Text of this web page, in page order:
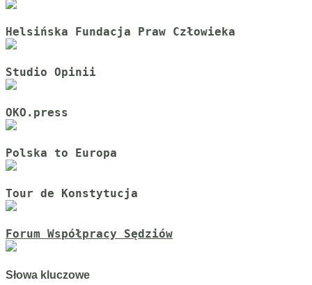
Helsińska Fundacja Praw Człowieka
Studio Opinii
OKO.press
Polska to Europa
Tour de Konstytucja
Forum Współpracy Sędziów
Słowa kluczowe